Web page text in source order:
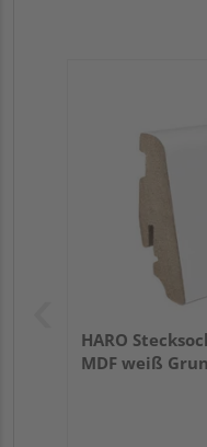
HARO
MDF weiß